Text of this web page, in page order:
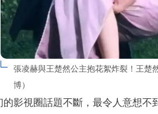
張凌赫與王楚然公主抱花絮炸裂！王楚
博）
的影視圈話題不斷，最令人意想不